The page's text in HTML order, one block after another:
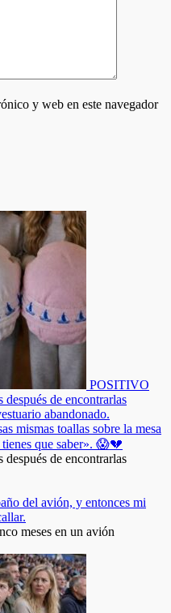
y web en este navegador
POSITIVO
después de encontrarlas
abandonado.
mismas toallas sobre la mesa
que saber». 😱💔
después de encontrarlas
del avión, y entonces mi
meses en un avión